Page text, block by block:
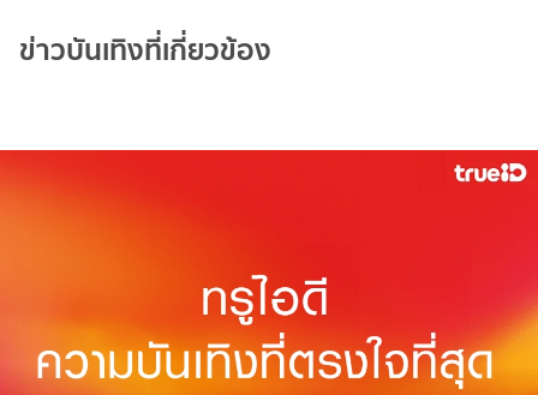
ข่าวบันเทิงที่เกี่ยวข้อง